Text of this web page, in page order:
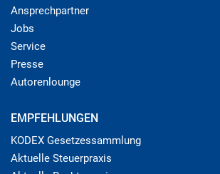
Ansprechpartner
Jobs
Service
Presse
Autorenlounge
EMPFEHLUNGEN
KODEX Gesetzessammlung
Aktuelle Steuerpraxis